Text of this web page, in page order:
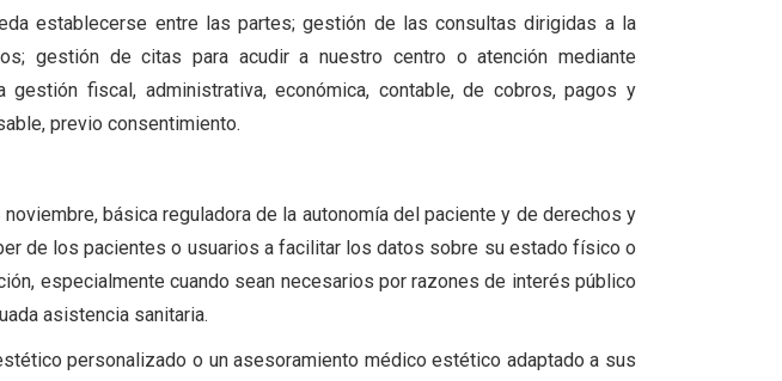
establecerse entre las partes; gestión de las consultas dirigidas a la
gestión de citas para acudir a nuestro centro o atención mediante
fiscal, administrativa, económica, contable, de cobros, pagos y
previo consentimiento.
básica reguladora de la autonomía del paciente y de derechos y
de los pacientes o usuarios a facilitar los datos sobre su estado físico o
especialmente cuando sean necesarios por razones de interés público
asistencia sanitaria.
personalizado o un asesoramiento médico estético adaptado a sus